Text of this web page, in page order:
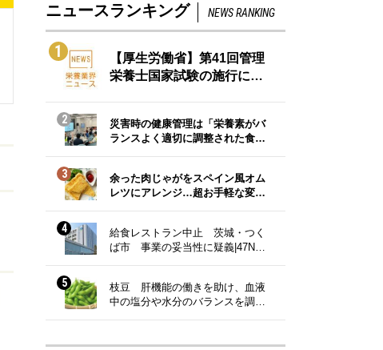
ニュースランキング NEWS RANKING
1
【厚生労働省】第41回管理
栄養士国家試験の施行に…
2
災害時の健康管理は「栄養素がバ
ランスよく適切に調整された食…
3
余った肉じゃがをスペイン風オム
レツにアレンジ…超お手軽な変…
4
給食レストラン中止 茨城・つく
ば市 事業の妥当性に疑義|47N…
5
枝豆 肝機能の働きを助け、血液
中の塩分や水分のバランスを調…